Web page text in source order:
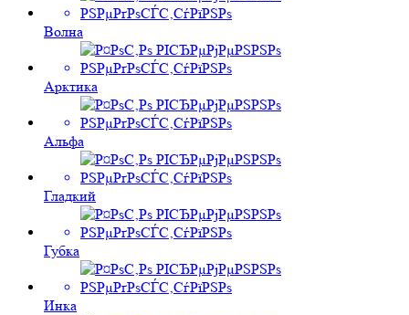
Волна
Арктика
Альфа
Гладкий
Губка
Инка